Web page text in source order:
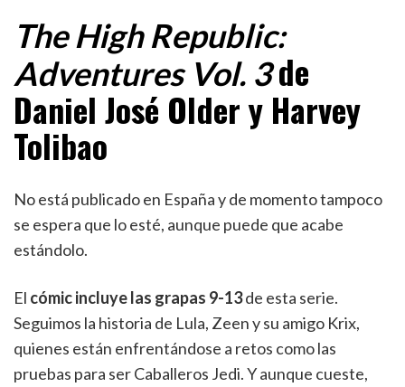
The High Republic:
Adventures Vol. 3 de
Daniel José Older y Harvey
Tolibao
No está publicado en España y de momento tampoco
se espera que lo esté, aunque puede que acabe
estándolo.
El cómic incluye las grapas 9-13de esta serie.
Seguimos la historia de Lula, Zeen y su amigo Krix,
quienes están enfrentándose a retos como las
pruebas para ser Caballeros Jedi. Y aunque cueste,